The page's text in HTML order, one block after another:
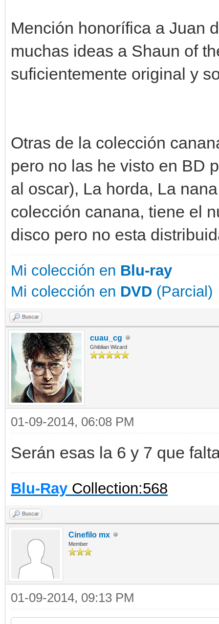
Mención honorífica a Juan
muchas ideas a Shaun of
suficientemente original y
Otras de la colección
pero no las he visto en BD
al oscar), La horda, La
colección canana, tiene el
disco pero no esta
Mi colección en Blu-ray
Mi colección en DVD (Parcial)
Buscar
cuau_cg
Ghiblian Wizard
01-09-2014, 06:08 PM
Serán esas la 6 y 7 que
Blu-Ray Collection:568
Buscar
Cinefilo mx
Member
01-09-2014, 09:13 PM